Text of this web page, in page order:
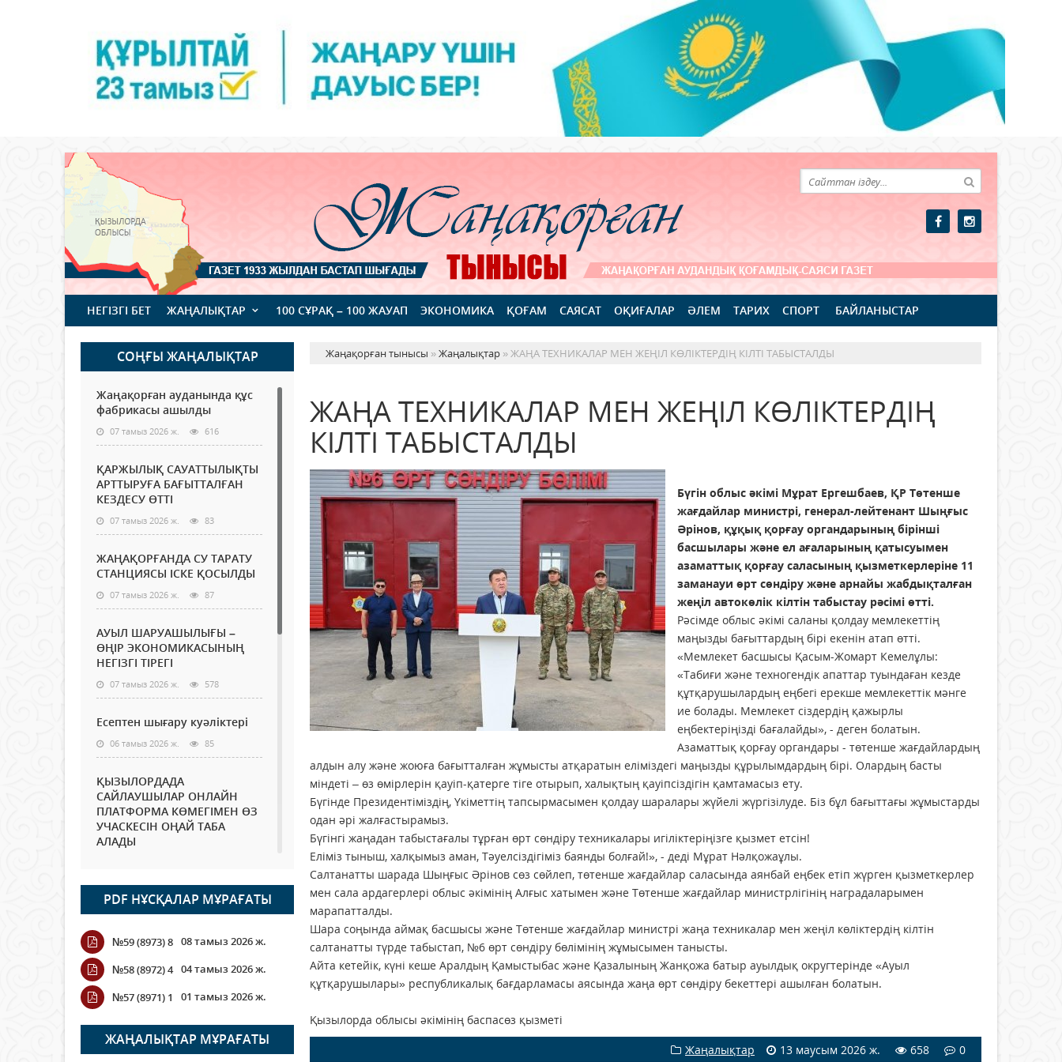
НЕГІЗГІ БЕТ ЖАҢАЛЫҚТАР 100 СҰРАҚ – 100 ЖАУАП ЭКОНОМИКА ҚОҒАМ САЯСАТ ОҚИҒАЛАР ӘЛЕМ ТАРИХ СПОРТ БАЙЛАНЫСТАР
СОҢҒЫ ЖАҢАЛЫҚТАР
Жаңақорған ауданында құс
фабрикасы ашылды
07 тамыз 2026 ж. 616
ҚАРЖЫЛЫҚ САУАТТЫЛЫҚТЫ
АРТТЫРУҒА БАҒЫТТАЛҒАН
КЕЗДЕСУ ӨТТІ
07 тамыз 2026 ж. 83
ЖАҢАҚОРҒАНДА СУ ТАРАТУ
СТАНЦИЯСЫ ІСКЕ ҚОСЫЛДЫ
07 тамыз 2026 ж. 87
АУЫЛ ШАРУАШЫЛЫҒЫ –
ӨҢІР ЭКОНОМИКАСЫНЫҢ
НЕГІЗГІ ТІРЕГІ
07 тамыз 2026 ж. 578
Есептен шығару куәліктері
06 тамыз 2026 ж. 85
ҚЫЗЫЛОРДАДА
САЙЛАУШЫЛАР ОНЛАЙН
ПЛАТФОРМА КӨМЕГІМЕН ӨЗ
УЧАСКЕСІН ОҢАЙ ТАБА
АЛАДЫ
Open Air: Қызылорда
облысы полиция
департаменті 20 мыңнан
астам көрерменнің
қауіпсіздігін қамтамасыз етті
ҚАЛАЙ ӨТЕДІ?
06 тамыз 2026 ж. 276
PDF НҰСҚАЛАР МҰРАҒАТЫ
№59 (8973) 8 08 тамыз 2026 ж.
№58 (8972) 4 04 тамыз 2026 ж.
№57 (8971) 1
01 тамыз 2026 ж.
ЖАҢАЛЫҚТАР МҰРАҒАТЫ
Жаңақорған тынысы »Жаңалықтар » ЖАҢА ТЕХНИКАЛАР МЕН ЖЕҢІЛ КӨЛІКТЕРДІҢ КІЛТІ ТАБЫСТАЛДЫ
ЖАҢА ТЕХНИКАЛАР МЕН ЖЕҢІЛ КӨЛІКТЕРДІҢ
КІЛТІ ТАБЫСТАЛДЫ
Бүгін облыс әкімі Мұрат Ергешбаев, ҚР Төтенше
жағдайлар министрі, генерал-лейтенант Шыңғыс
Әрінов, құқық қорғау органдарының бірінші
басшылары және ел ағаларының қатысуымен
азаматтық қорғау саласының қызметкерлеріне 11
заманауи өрт сөндіру және арнайы жабдықталған
жеңіл автокөлік кілтін табыстау рәсімі өтті.
Рәсімде облыс әкімі саланы қолдау мемлекеттің
маңызды бағыттардың бірі екенін атап өтті.
«Мемлекет басшысы Қасым-Жомарт Кемелұлы:
«Табиғи және техногендік апаттар туындаған кезде
құтқарушылардың еңбегі ерекше мемлекеттік мәнге
ие болады. Мемлекет сіздердің қажырлы
еңбектеріңізді бағалайды», - деген болатын.
Азаматтық қорғау органдары - төтенше жағдайлардың
алдын алу және жоюға бағытталған жұмысты атқаратын еліміздегі маңызды құрылымдардың бірі. Олардың басты
міндеті – өз өмірлерін қауіп-қатерге тіге отырып, халықтың қауіпсіздігін қамтамасыз ету.
Бүгінде Президентіміздің, Үкіметтің тапсырмасымен қолдау шаралары жүйелі жүргізілуде. Біз бұл бағыттағы жұмыстарды
одан әрі жалғастырамыз.
Бүгінгі жаңадан табыстағалы тұрған өрт сөндіру техникалары игіліктеріңізге қызмет етсін!
Еліміз тыныш, халқымыз аман, Тәуелсіздігіміз баянды болғай!», - деді Мұрат Нәлқожаұлы.
Салтанатты шарада Шыңғыс Әрінов сөз сөйлеп, төтенше жағдайлар саласында аянбай еңбек етіп жүрген қызметкерлер
мен сала ардагерлері облыс әкімінің Алғыс хатымен және Төтенше жағдайлар министрлігінің наградаларымен
марапатталды.
Шара соңында аймақ басшысы және Төтенше жағдайлар министрі жаңа техникалар мен жеңіл көліктердің кілтін
салтанатты түрде табыстап, №6 өрт сөндіру бөлімінің жұмысымен танысты.
Айта кетейік, күні кеше Аралдың Қамыстыбас және Қазалының Жанқожа батыр ауылдық округтерінде «Ауыл
құтқарушылары» республикалық бағдарламасы аясында жаңа өрт сөндіру бекеттері ашылған болатын.
Қызылорда облысы әкімінің баспасөз қызметі
Жаңалықтар
13 маусым 2026 ж. 658 0